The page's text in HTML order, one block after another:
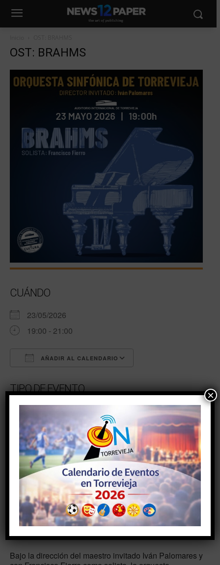
OST: BRAHMS
CUÁNDO
23/05/2026
19:00 - 21:00
AÑADIR AL CALENDARIO
TIPO DE EVENTO
Eventos de fin de semana
#cultura #orquesta #sinfonica #agenda #eventos
#turismo #torrevieja
El sábado, 23 de mayo, a las 19:00 horas, el Auditorio
Internacional de Torrevieja acogerá un nuevo concierto
de la Orquesta Sinfónica de Torrevieja (OST) dedicado
a la obra de Johannes Brahms, con lo que cierra su
temporada 2025-2026.
Bajo la dirección del maestro invitado Iván Palomares y
×